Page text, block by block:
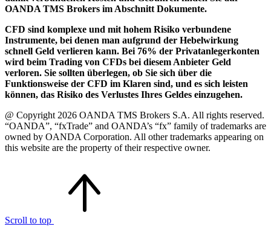
OANDA TMS Brokers im Abschnitt Dokumente.
CFD sind komplexe und mit hohem Risiko verbundene
Instrumente, bei denen man aufgrund der Hebelwirkung
schnell Geld verlieren kann. Bei 76% der Privatanlegerkonten
wird beim Trading von CFDs bei diesem Anbieter Geld
verloren. Sie sollten überlegen, ob Sie sich über die
Funktionsweise der CFD im Klaren sind, und es sich leisten
können, das Risiko des Verlustes Ihres Geldes einzugehen.
@ Copyright 2026 OANDA TMS Brokers S.A. All rights reserved.
“OANDA”, “fxTrade” and OANDA’s “fx” family of trademarks are
owned by OANDA Corporation. All other trademarks appearing on
this website are the property of their respective owner.
Scroll to top